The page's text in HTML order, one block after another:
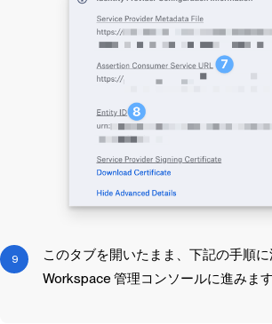
このタブを開いたまま、下記の手順
Workspace 管理コンソールに進みます